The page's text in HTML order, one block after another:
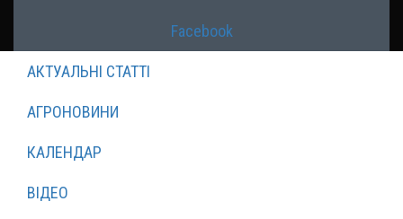
Facebook
АКТУАЛЬНІ СТАТТІ
АГРОНОВИНИ
КАЛЕНДАР
ВІДЕО